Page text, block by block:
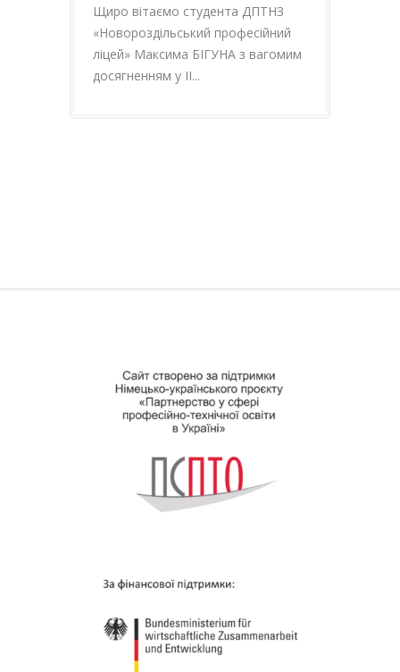
Щиро вітаємо студента ДПТНЗ
«Новороздільський професійний
ліцей» Максима БІГУНА з вагомим
досягненням у ІІ...